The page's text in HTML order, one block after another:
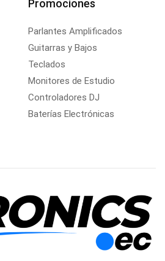
Promociones
Parlantes Amplificados
Guitarras y Bajos
Teclados
Monitores de Estudio
Controladores DJ
Baterías Electrónicas